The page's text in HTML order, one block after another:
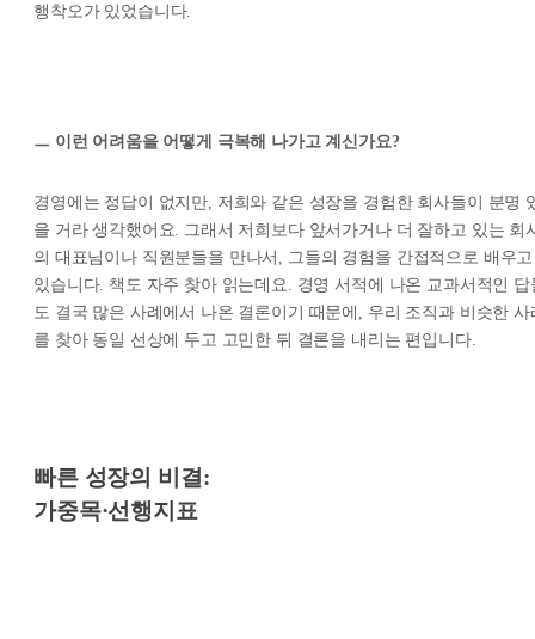
행착오가 있었습니다.
ㅡ 이런 어려움을 어떻게 극복해 나가고 계신가요?
경영에는 정답이 없지만, 저희와 같은 성장을 경험한 회사들이 분명
을 거라 생각했어요. 그래서 저희보다 앞서가거나 더 잘하고 있는 회
의 대표님이나 직원분들을 만나서, 그들의 경험을 간접적으로 배우고
있습니다. 책도 자주 찾아 읽는데요. 경영 서적에 나온 교과서적인 답
도 결국 많은 사례에서 나온 결론이기 때문에, 우리 조직과 비슷한 사
를 찾아 동일 선상에 두고 고민한 뒤 결론을 내리는 편입니다.
빠른 성장의 비결:
가중목·선행지표